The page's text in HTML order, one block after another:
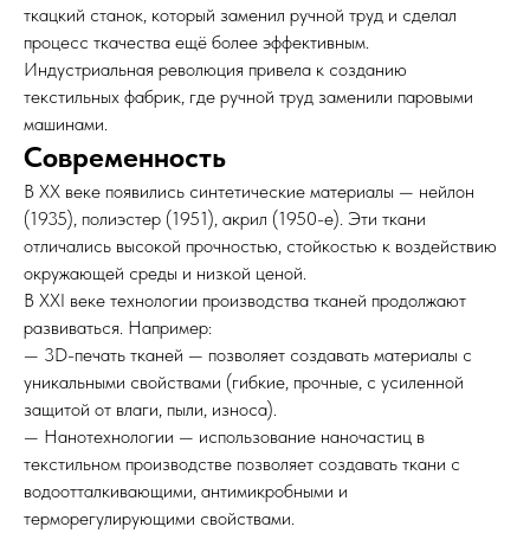
ткацкий станок, который заменил ручной труд и сделал
процесс ткачества ещё более эффективным.
Индустриальная революция привела к созданию
текстильных фабрик, где ручной труд заменили паровыми
машинами.
Современность
В XX веке появились синтетические материалы — нейлон
(1935), полиэстер (1951), акрил (1950-е). Эти ткани
отличались высокой прочностью, стойкостью к воздействию
окружающей среды и низкой ценой.
В XXI веке технологии производства тканей продолжают
развиваться. Например:
— 3D-печать тканей — позволяет создавать материалы с
уникальными свойствами (гибкие, прочные, с усиленной
защитой от влаги, пыли, износа).
— Нанотехнологии — использование наночастиц в
текстильном производстве позволяет создавать ткани с
водоотталкивающими, антимикробными и
терморегулирующими свойствами.